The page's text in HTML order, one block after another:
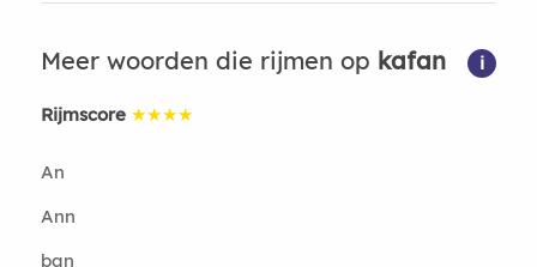
Meer woorden die rijmen op kafan i
Rijmscore ★★★★
An
Ann
ban